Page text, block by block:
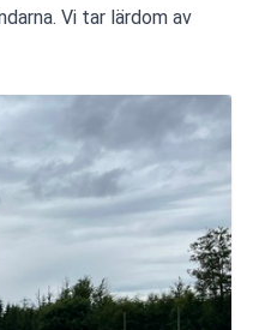
Vi tar lärdom av